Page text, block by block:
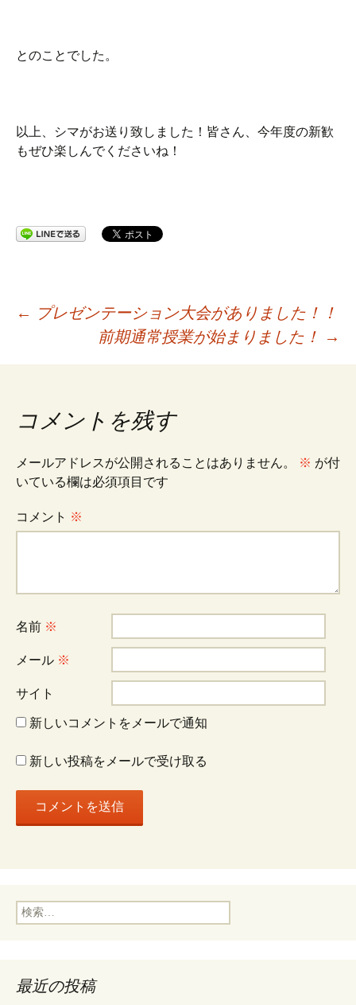
とのことでした。
以上、シマがお送り致しました！皆さん、今年度の新歓
もぜひ楽しんでくださいね！
投
稿
ナ
ビ
ゲ
シ
ョ
ン
← プレゼンテーション大会がありました！！
前期通常授業が始まりました！
→
コメントを残す
メールアドレスが公開されることはありません。 ※ が付
いている欄は必須項目です
コメント ※
名前 ※
メール ※
サイト
新しいコメントをメールで通知
新しい投稿をメールで受け取る
検
索:
最近の投稿